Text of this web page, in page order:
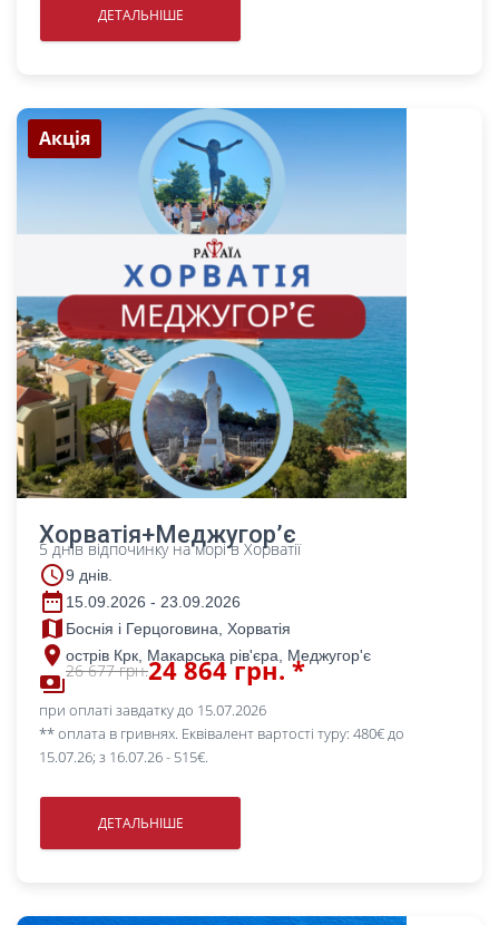
ДЕТАЛЬНІШЕ
Акція
Хорватія+Меджугор’є
5 днів відпочинку на морі в Хорватії
access_time9 днів.
date_range 15.09.2026 - 23.09.2026
map Боснія і Герцоговина, Хорватія
place острів Крк, Макарська рів'єра, Меджугор'є
payments
26 677 грн.24 864 грн. *
при оплаті завдатку до 15.07.2026
** оплата в гривнях. Еквівалент вартості туру: 480€ до
15.07.26; з 16.07.26 - 515€.
ДЕТАЛЬНІШЕ